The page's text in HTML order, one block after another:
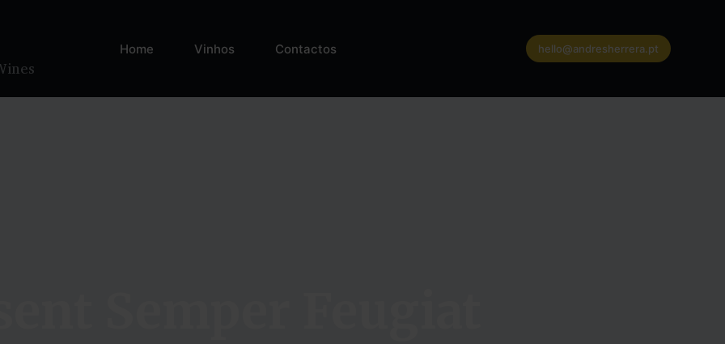
Home Vinhos Contactos hello@andresherrera.pt